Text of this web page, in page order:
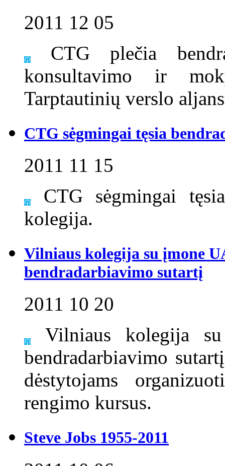
2011 12 05
CTG plečia
konsultavimo ir
Tarptautinių verslo
CTG sėgmingai tęsia
2011 11 15
CTG sėgmingai
kolegija.
Vilniaus kolegija su įmone
bendradarbiavimo sutartį
2011 10 20
Vilniaus kolegija
bendradarbiavimo
dėstytojams
rengimo kursus.
Steve Jobs 1955-2011